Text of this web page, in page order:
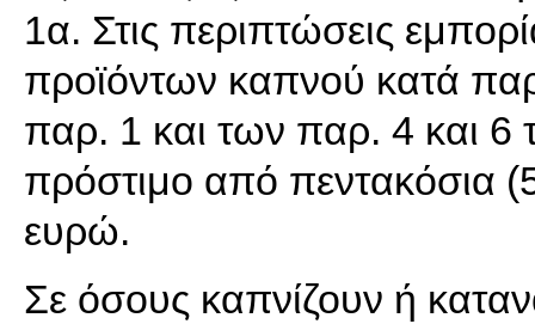
1α. Στις περιπτώσεις
προϊόντων καπνού κατά
παρ. 1 και των παρ. 4 και 6
πρόστιμο από πεντακόσια
ευρώ.
Σε όσους καπνίζουν ή